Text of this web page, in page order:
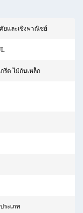
ยและเชิงพาณิชย์
รีต ไม้กับเหล็ก
ระเภท